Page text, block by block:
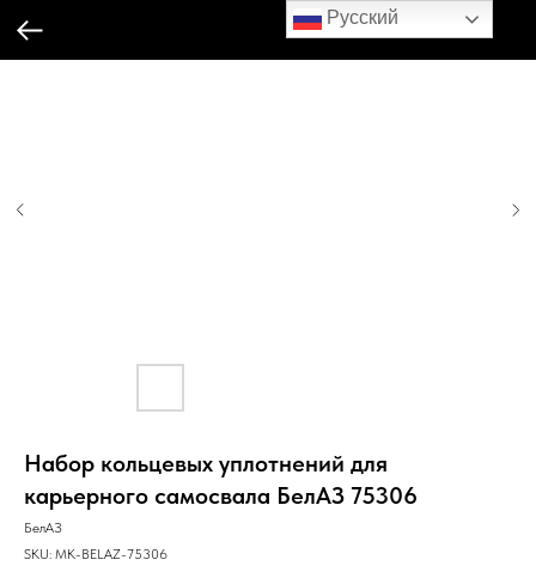
Русский
Набор кольцевых уплотнений для
карьерного самосвала БелАЗ 75306
БелАЗ
SKU: MK-BELAZ-75306